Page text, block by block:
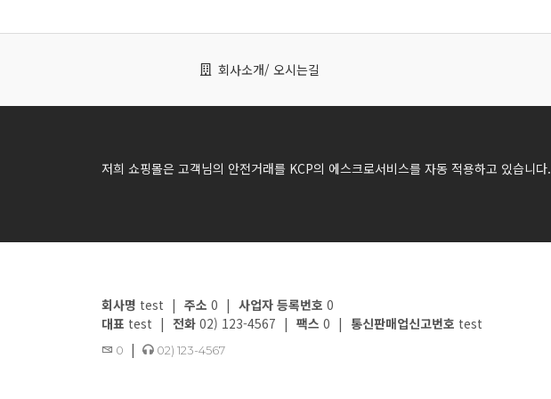
회사소개/ 오시는길
저희 쇼핑몰은 고객님의 안전거래를 KCP의 에스크로서비스를 자동 적용하고 있습니다.
회사명 test | 주소 0 | 사업자 등록번호 0
대표 test | 전화 02) 123-4567 | 팩스 0 | 통신판매업신고번호 test
0 | 02) 123-4567